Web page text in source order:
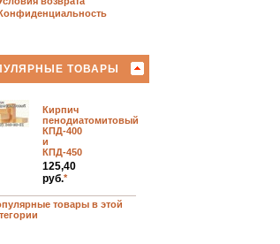
ТОВАРЫ
Кирпич
пенодиатомитовый
КПД-400
и
КПД-450
125,40
руб.*
товары в этой